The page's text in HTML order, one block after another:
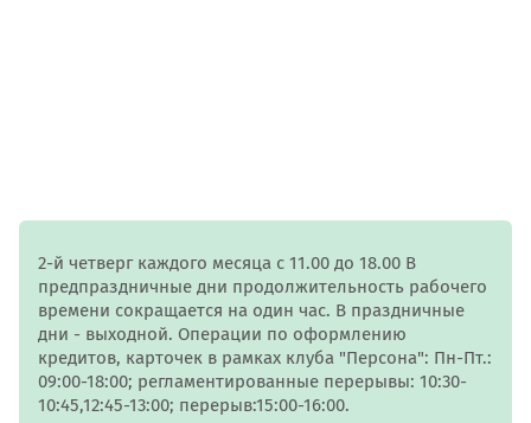
2-й четверг каждого месяца с 11.00 до 18.00 В
предпраздничные дни продолжительность рабочего
времени сокращается на один час. В праздничные
дни - выходной. Операции по оформлению
кредитов, карточек в рамках клуба "Персона": Пн-Пт.:
09:00-18:00; регламентированные перерывы: 10:30-
10:45,12:45-13:00; перерыв:15:00-16:00.